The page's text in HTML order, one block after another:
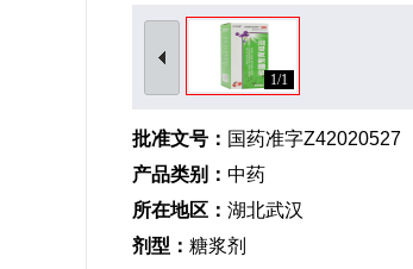
1/1
批准文号： 国药准字Z42020527
产品类别： 中药
所在地区： 湖北武汉
剂型： 糖浆剂